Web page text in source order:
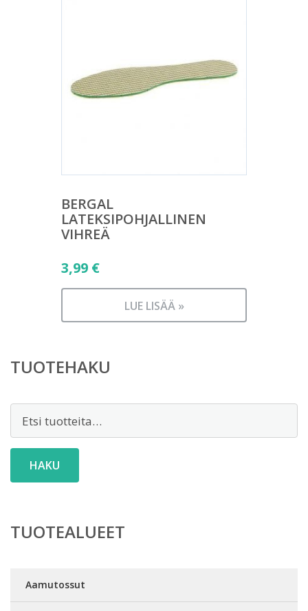
BERGAL
LATEKSIPOHJALLINEN
VIHREÄ
3,99 €
LUE LISÄÄ »
TUOTEHAKU
HAKU
TUOTEALUEET
Aamutossut